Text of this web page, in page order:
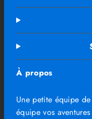
À propos
Une petite équipe
équipe vos